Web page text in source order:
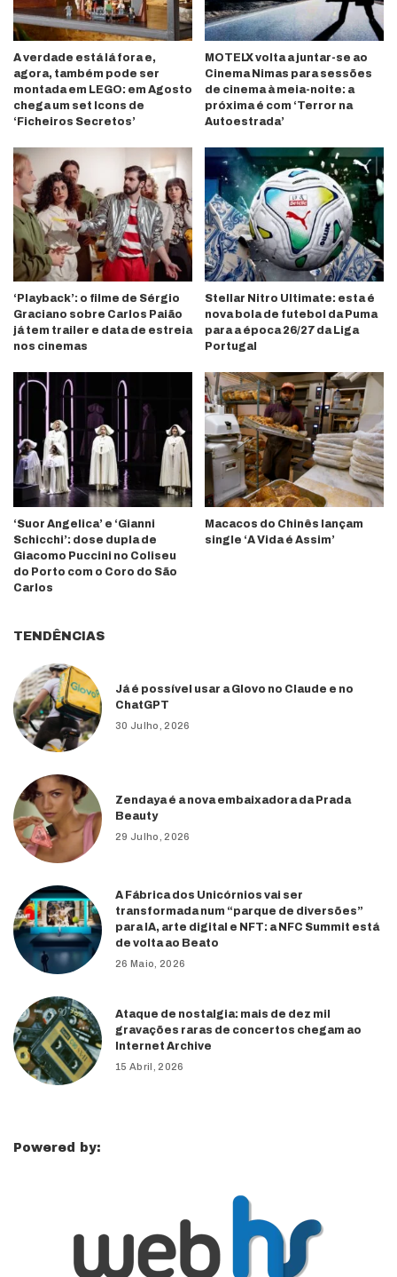
A verdade está lá fora e,
agora, também pode ser
montada em LEGO: em Agosto
chega um set Icons de
‘Ficheiros Secretos’
MOTELX volta a juntar-se ao
Cinema Nimas para sessões
de cinema à meia-noite: a
próxima é com ‘Terror na
Autoestrada’
‘Playback’: o filme de Sérgio
Graciano sobre Carlos Paião
já tem trailer e data de estreia
nos cinemas
Stellar Nitro Ultimate: esta é
nova bola de futebol da Puma
para a época 26/27 da Liga
Portugal
‘Suor Angelica’ e ‘Gianni
Schicchi’: dose dupla de
Giacomo Puccini no Coliseu
do Porto com o Coro do São
Carlos
Macacos do Chinês lançam
single ‘A Vida é Assim’
TENDÊNCIAS
Já é possível usar a Glovo no Claude e no
ChatGPT
30 Julho, 2026
Zendaya é a nova embaixadora da Prada
Beauty
29 Julho, 2026
A Fábrica dos Unicórnios vai ser
transformada num “parque de diversões”
para IA, arte digital e NFT: a NFC Summit está
de volta ao Beato
26 Maio, 2026
Ataque de nostalgia: mais de dez mil
gravações raras de concertos chegam ao
Internet Archive
15 Abril, 2026
Powered by: